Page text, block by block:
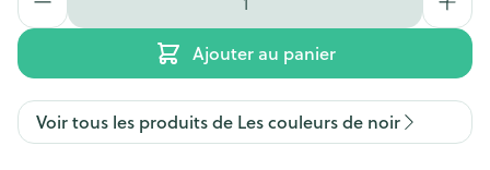
Ajouter au panier
Voir tous les produits de Les couleurs de noir